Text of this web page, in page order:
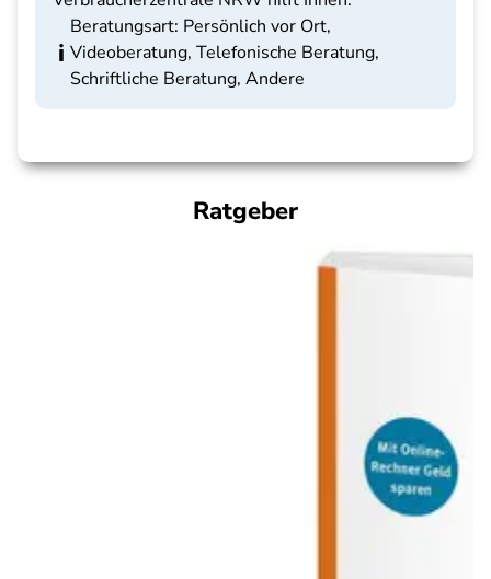
Beratungsart: Persönlich vor Ort,
Videoberatung, Telefonische Beratung,
Schriftliche Beratung, Andere
Ratgeber